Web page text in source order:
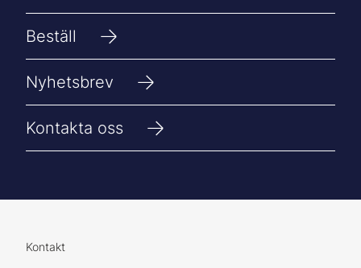
Beställ
Nyhetsbrev
Kontakta oss
Kontakt